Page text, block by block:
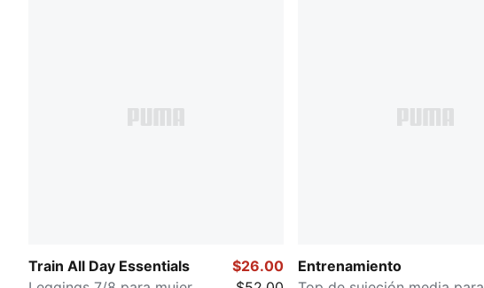
Train All Day Essentials
$26.00
Entrenamiento